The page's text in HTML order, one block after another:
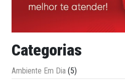
Categorias
Ambiente Em Dia (5)